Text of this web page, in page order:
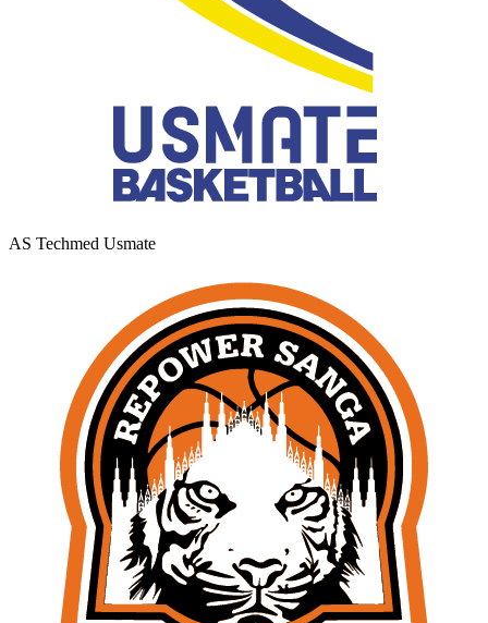
AS Techmed Usmate